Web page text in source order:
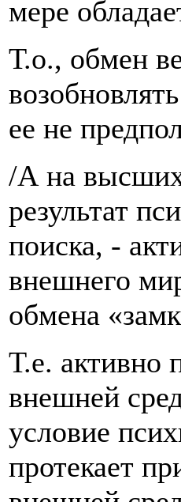
мере
Т.о., обмен
ее не
/А на высших
результат
поиска, -
внешнего
обмена
Т.е. активно
внешней
условие
протекает